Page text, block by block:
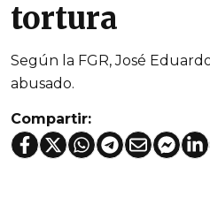
tortura
Según la FGR, José
abusado.
Compartir: